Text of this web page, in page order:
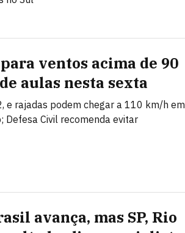
ventos acima de 90
aulas nesta sexta
e rajadas podem chegar a 110 km/h em
Defesa Civil recomenda evitar
avança, mas SP, Rio